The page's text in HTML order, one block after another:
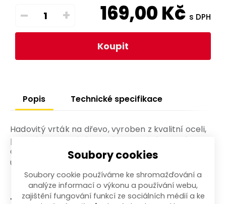
– + 169,00Kč s DPH
Koupit
Popis Technické specifikace
Hadovitý vrták na dřevo, vyroben z kvalitní oceli,
přesné zpracování, slouží pro vrtání přesných děr
do neštípavých materiálů, pro neprotáčivé
upínání má vrták šestihrannou stopku.
Soubory cookies
Soubory cookie používáme ke shromažďování a
analýze informací o výkonu a používání webu,
zajištění fungování funkcí ze sociálních médií a ke